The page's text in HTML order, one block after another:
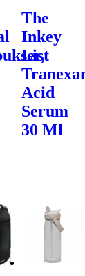
The
Inkey
List
Acid
Serum
30 Ml